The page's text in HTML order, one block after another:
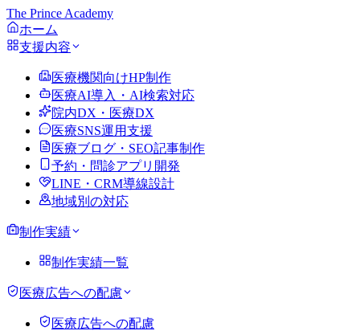
The Prince Academy
ホーム
支援内容
医療機関向けHP制作
医療AI導入・AI検索対応
院内DX・医療DX
医療SNS運用支援
医療ブログ・SEO記事制作
予約・問診アプリ開発
LINE・CRM導線設計
地域別の対応
制作実績
制作実績一覧
医療広告への配慮
医療広告への配慮